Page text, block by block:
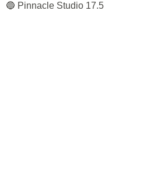
🔵 Pinnacle Studio 17.5